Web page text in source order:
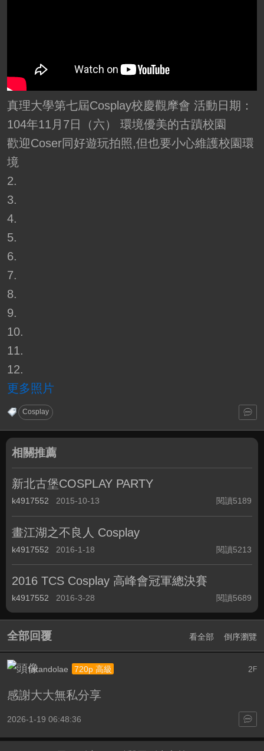
真理大學第七屆Cosplay校慶觀摩會 活動日期：
104年11月7日（六） 環境優美的古蹟校園
歡迎Coser同好遊玩拍照,但也要小心維護校園環
境
2.
3.
4.
5.
6.
7.
8.
9.
10.
11.
12.
更多照片
Cosplay
相關推薦
新北古堡COSPLAY PARTY
k4917552 2015-10-13 閱讀5189
畫江湖之不良人 Cosplay
k4917552 2016-1-18 閱讀5213
2016 TCS Cosplay 高峰會冠軍總決賽
k4917552 2016-3-28 閱讀5689
全部回覆 看全部 倒序瀏覽
2 F
farandolae 720p 高級
感謝大大無私分享
2026-1-19 06:48:36